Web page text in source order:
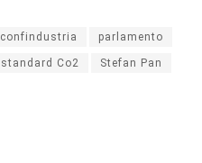
confindustria parlamento
standard Co2 Stefan Pan